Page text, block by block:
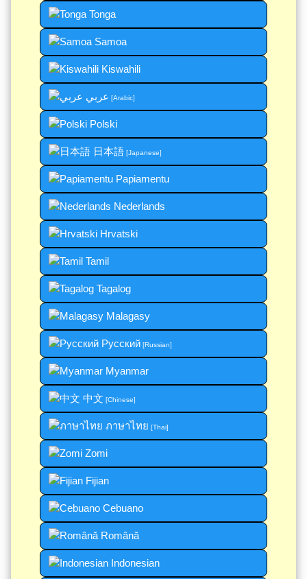
Tonga
Samoa
Kiswahili
عربي [Arabic]
Polski
日本語[Japanese]
Papiamentu
Nederlands
Hrvatski
Tamil
Tagalog
Malagasy
Русский [Russian]
Myanmar
中文 [Chinese]
ภาษาไทย [Thai]
Zomi
Fijian
Cebuano
Română
Indonesian